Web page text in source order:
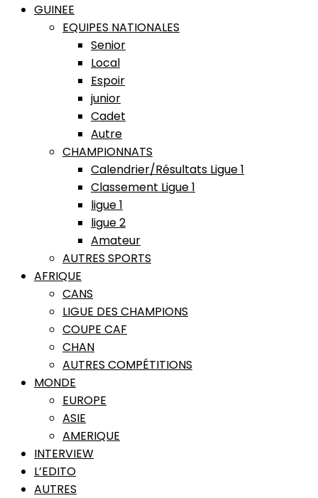
GUINEE
EQUIPES NATIONALES
Senior
Local
Espoir
junior
Cadet
Autre
CHAMPIONNATS
Calendrier/Résultats Ligue 1
Classement Ligue 1
ligue 1
ligue 2
Amateur
AUTRES SPORTS
AFRIQUE
CANS
LIGUE DES CHAMPIONS
COUPE CAF
CHAN
AUTRES COMPÉTITIONS
MONDE
EUROPE
ASIE
AMERIQUE
INTERVIEW
L’EDITO
AUTRES